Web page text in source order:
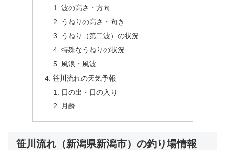
波の高さ・方向
うねりの高さ・向き
うねり（第二波）の状況
特殊なうねりの状況
風浪・風波
笹川流れの天気予報
日の出・日の入り
月齢
笹川流れ（新潟県新潟市）の釣り場情報